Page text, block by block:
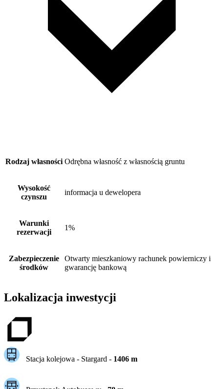
Rodzaj własności Odrębna własność z własnością gruntu
Wysokość
czynszu
informacja u dewelopera
Warunki
rezerwacji
1%
Zabezpieczenie
środków
Otwarty mieszkaniowy rachunek powierniczy i
gwarancję bankową
Lokalizacja inwestycji
Stacja kolejowa - Stargard- 1406m